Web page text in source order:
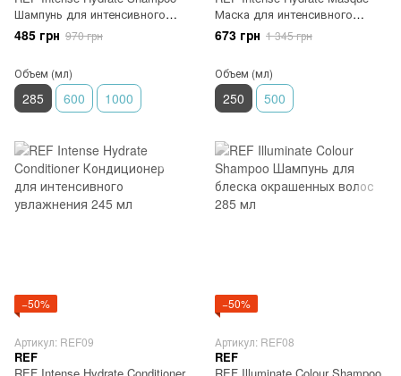
Шампунь для интенсивного
увлажнения 285 мл
485 грн 970 грн
Объем (мл)
285 600 1000
Маска для интенсивного
увлажнения и смягчения
волос 250 мл
673 грн 1 345 грн
Объем (мл)
250 500
−50%
Артикул: REF09
REF
−50%
Артикул: REF08
REF